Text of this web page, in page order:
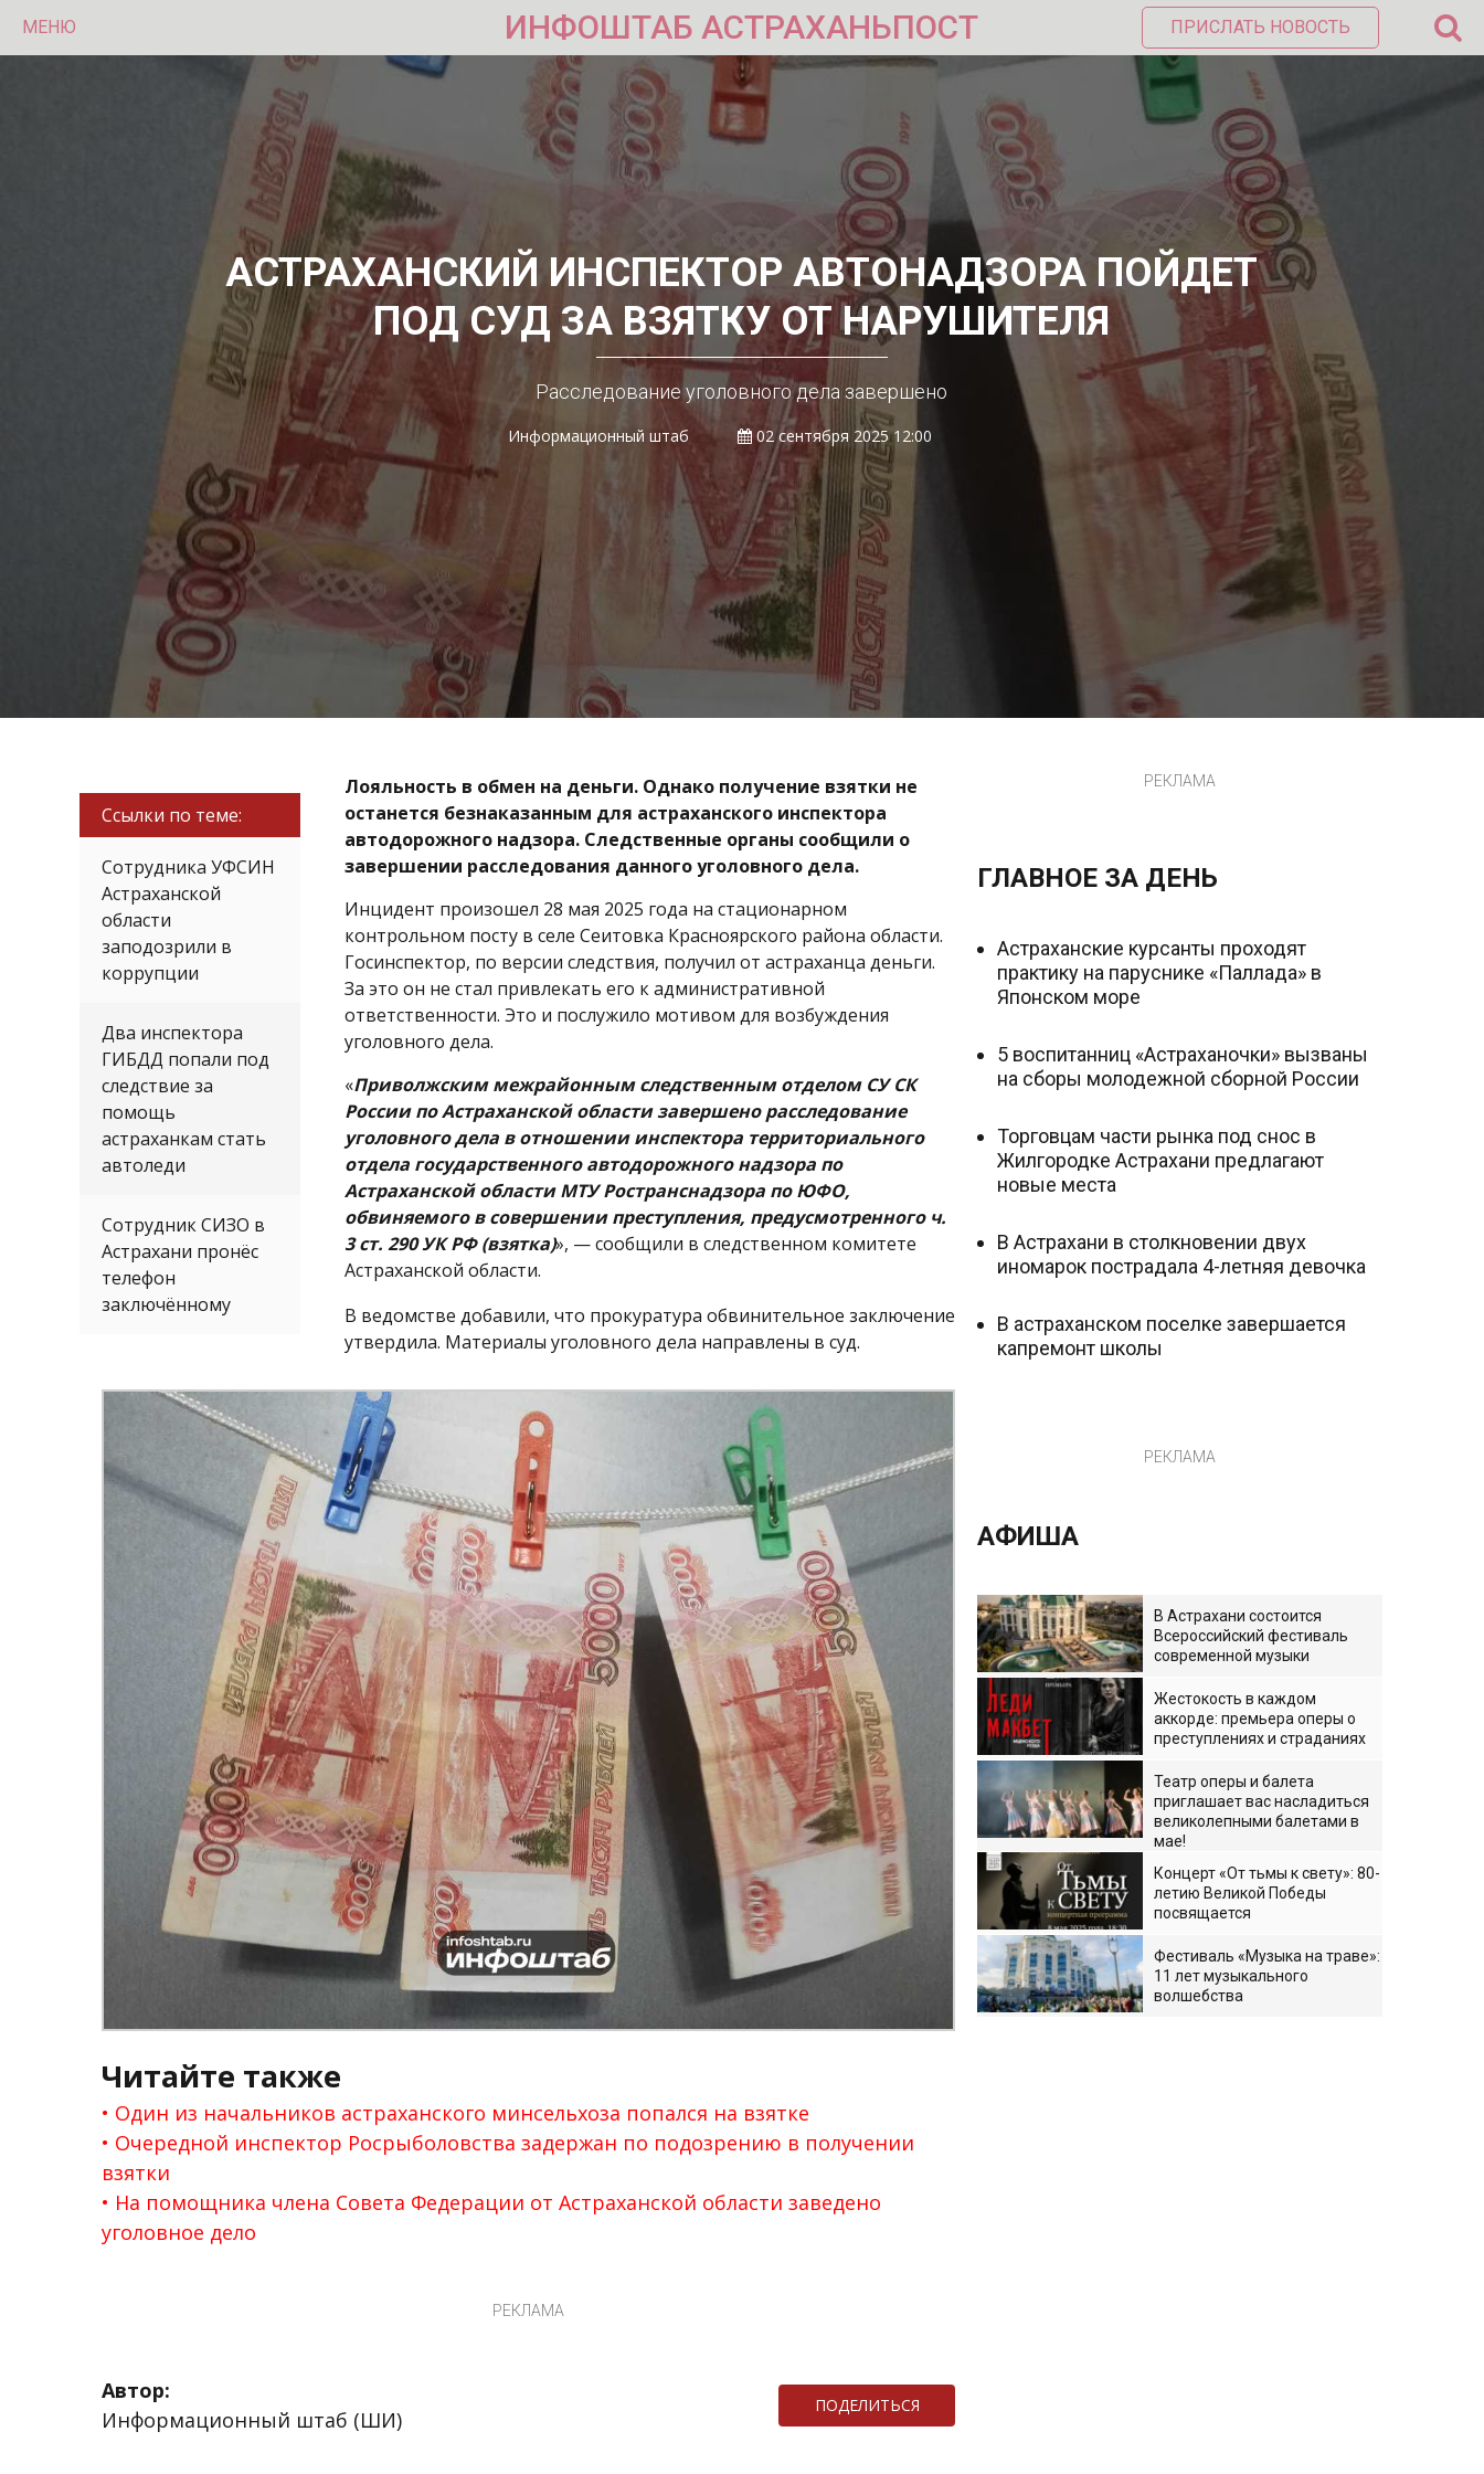
МЕНЮ ИНФОШТАБ АСТРАХАНЬПОСТ ПРИСЛАТЬ НОВОСТЬ
АСТРАХАНСКИЙ ИНСПЕКТОР АВТОНАДЗОРА ПОЙДЕТ
ПОД СУД ЗА ВЗЯТКУ ОТ НАРУШИТЕЛЯ
Расследование уголовного дела завершено
Информационный штаб 02 сентября 2025 12:00
Ссылки по теме:
Сотрудника УФСИН
Астраханской
области
заподозрили в
коррупции
Два инспектора
ГИБДД попали под
следствие за
помощь
астраханкам стать
автоледи
Сотрудник СИЗО в
Астрахани пронёс
телефон
заключённому
Лояльность в обмен на деньги. Однако получение взятки не
останется безнаказанным для астраханского инспектора
автодорожного надзора. Следственные органы сообщили о
завершении расследования данного уголовного дела.
Инцидент произошел 28 мая 2025 года на стационарном
контрольном посту в селе Сеитовка Красноярского района области.
Госинспектор, по версии следствия, получил от астраханца деньги.
За это он не стал привлекать его к административной
ответственности. Это и послужило мотивом для возбуждения
уголовного дела.
«Приволжским межрайонным следственным отделом СУ СК
России по Астраханской области завершено расследование
уголовного дела в отношении инспектора территориального
отдела государственного автодорожного надзора по
Астраханской области МТУ Ространснадзора по ЮФО,
обвиняемого в совершении преступления, предусмотренного ч.
3 ст. 290 УК РФ (взятка)», — сообщили в следственном комитете
Астраханской области.
В ведомстве добавили, что прокуратура обвинительное заключение
утвердила. Материалы уголовного дела направлены в суд.
Читайте также
Один из начальников астраханского минсельхоза попался на взятке
Очередной инспектор Росрыболовства задержан по подозрению в получении
взятки
На помощника члена Совета Федерации от Астраханской области заведено
уголовное дело
РЕКЛАМА
Автор:
Информационный штаб (ШИ)
ПОДЕЛИТЬСЯ
РЕКЛАМА
ГЛАВНОЕ ЗА ДЕНЬ
Астраханские курсанты проходят
практику на паруснике «Паллада» в
Японском море
5 воспитанниц «Астраханочки» вызваны
на сборы молодежной сборной России
Торговцам части рынка под снос в
Жилгородке Астрахани предлагают
новые места
В Астрахани в столкновении двух
иномарок пострадала 4-летняя девочка
В астраханском поселке завершается
капремонт школы
РЕКЛАМА
АФИША
В Астрахани состоится
Всероссийский фестиваль
современной музыки
Жестокость в каждом
аккорде: премьера оперы о
преступлениях и страданиях
Театр оперы и балета
приглашает вас насладиться
великолепными балетами в
мае!
Концерт «От тьмы к свету»: 80-
летию Великой Победы
посвящается
Фестиваль «Музыка на траве»:
11 лет музыкального
волшебства